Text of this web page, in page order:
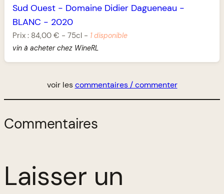
Sud Ouest - Domaine Didier Dagueneau -
BLANC - 2020
Prix : 84,00 € - 75cl - 1 disponible
vin à acheter chez WineRL
voir lescommentaires / commenter
Commentaires
Laisser un